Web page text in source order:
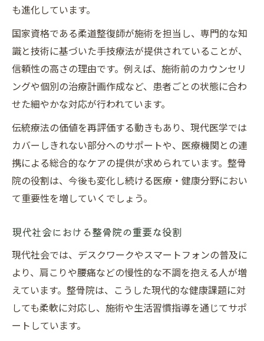
も進化しています。
国家資格である柔道整復師が施術を担当し、専門的な知
識と技術に基づいた手技療法が提供されていることが、
信頼性の高さの理由です。例えば、施術前のカウンセリ
ングや個別の治療計画作成など、患者ごとの状態に合わ
せた細やかな対応が行われています。
伝統療法の価値を再評価する動きもあり、現代医学では
カバーしきれない部分へのサポートや、医療機関との連
携による総合的なケアの提供が求められています。整骨
院の役割は、今後も変化し続ける医療・健康分野におい
て重要性を増していくでしょう。
現代社会における整骨院の重要な役割
現代社会では、デスクワークやスマートフォンの普及に
より、肩こりや腰痛などの慢性的な不調を抱える人が増
えています。整骨院は、こうした現代的な健康課題に対
しても柔軟に対応し、施術や生活習慣指導を通じてサポ
ートしています。